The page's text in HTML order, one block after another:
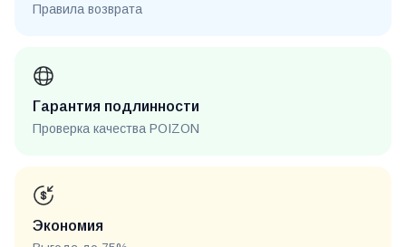
Правила возврата
Гарантия подлинности
Проверка качества POIZON
Экономия